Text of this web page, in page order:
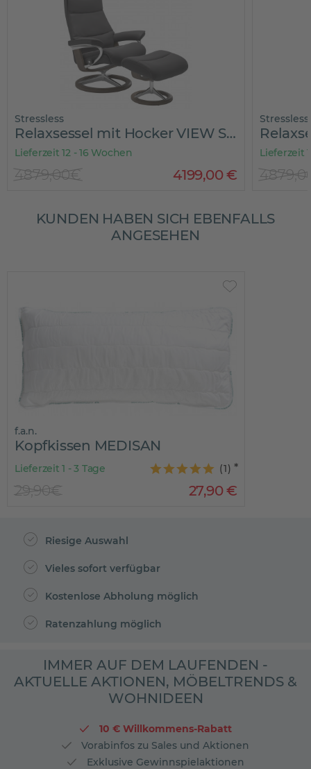
Stressless
Relaxsessel mit Hocker VIEW SIGNATURE
Lieferzeit 12 - 16 Wochen
4199,00€
4879,00€
Stressless
Lieferzeit
KUNDEN HABEN SICH EBENFALLS
ANGESEHEN
f.a.n.
Kopfkissen MEDISAN
Lieferzeit 1 - 3 Tage (1)
27,90€
29,90€
Riesige Auswahl
Vieles sofort verfügbar
Kostenlose Abholung möglich
Ratenzahlung möglich
IMMER AUF DEM LAUFENDEN -
AKTUELLE AKTIONEN, MÖBELTRENDS &
WOHNIDEEN
10 € Willkommens-Rabatt
Vorabinfos zu Sales und Aktionen
Exklusive Gewinnspielaktionen